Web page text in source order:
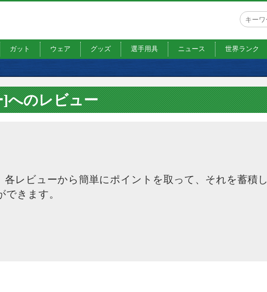
ガット ウェア グッズ 選手用具 ニュース 世界ランク
へのレビュー
各レビューから簡単にポイントを取って、それを蓄積し
きます。